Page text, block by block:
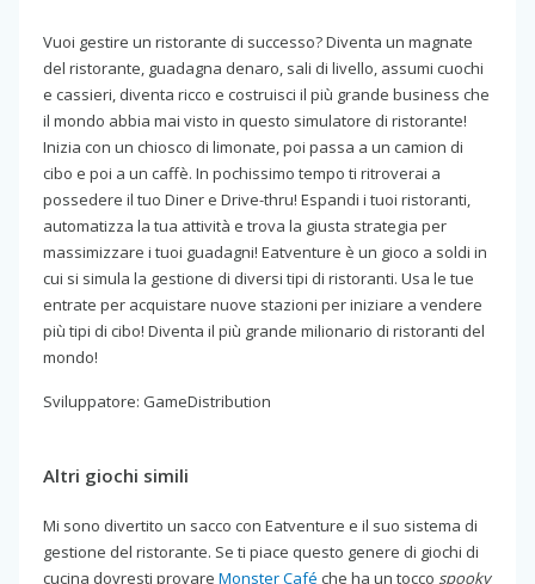
Vuoi gestire un ristorante di successo? Diventa un magnate
del ristorante, guadagna denaro, sali di livello, assumi cuochi
e cassieri, diventa ricco e costruisci il più grande business che
il mondo abbia mai visto in questo simulatore di ristorante!
Inizia con un chiosco di limonate, poi passa a un camion di
cibo e poi a un caffè. In pochissimo tempo ti ritroverai a
possedere il tuo Diner e Drive-thru! Espandi i tuoi ristoranti,
automatizza la tua attività e trova la giusta strategia per
massimizzare i tuoi guadagni! Eatventure è un gioco a soldi in
cui si simula la gestione di diversi tipi di ristoranti. Usa le tue
entrate per acquistare nuove stazioni per iniziare a vendere
più tipi di cibo! Diventa il più grande milionario di ristoranti del
mondo!
Sviluppatore: GameDistribution
Altri giochi simili
Mi sono divertito un sacco con Eatventure e il suo sistema di
gestione del ristorante. Se ti piace questo genere di giochi di
cucina dovresti provare Monster Café che ha un tocco spooky